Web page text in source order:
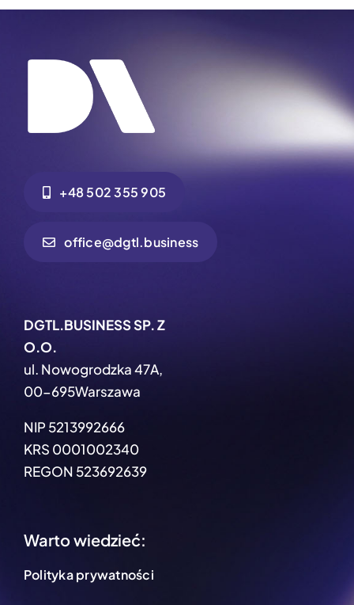
+48 502 355 905
office@dgtl.business
DGTL.BUSINESS SP. Z
O.O.
ul. Nowogrodzka 47A,
00-695Warszawa
NIP 5213992666
KRS 0001002340
REGON 523692639
Warto wiedzieć:
Polityka prywatności